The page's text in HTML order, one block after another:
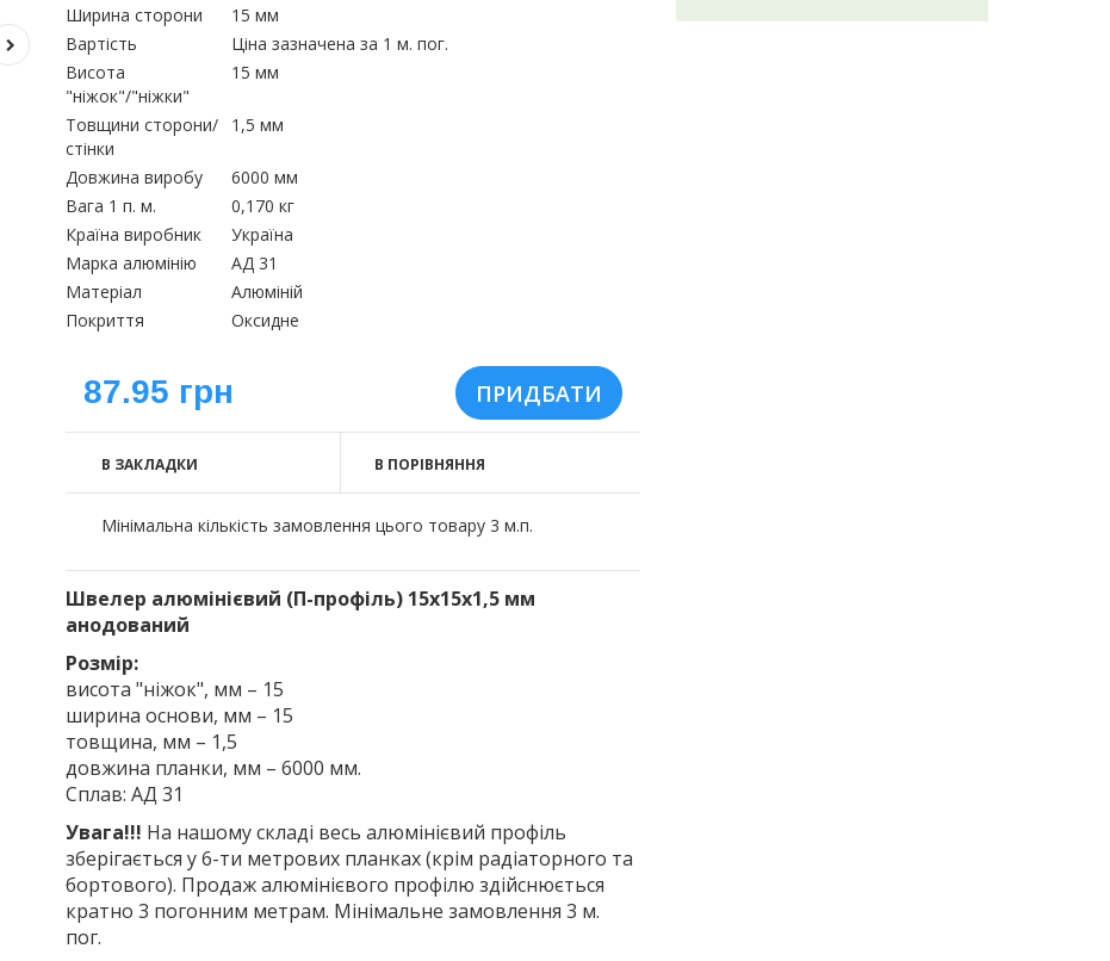
Ширина сторони
15 мм
Вартість
Ціна зазначена за 1 м. пог.
Висота
"ніжок"/"ніжки"
15 мм
Товщини сторони/
стінки
1,5 мм
Довжина виробу
6000 мм
Вага 1 п. м.
0,170 кг
Країна виробник
Україна
Марка алюмінію
АД 31
Матеріал
Алюміній
Покриття
Оксидне
87.95 грн
В ЗАКЛАДКИ В ПОРІВНЯННЯ
Мінімальна кількість замовлення цього товару 3 м.п.
Швелер алюмінієвий (П-профіль) 15х15х1,5 мм
анодований
Розмір:
висота "ніжок", мм – 15
ширина основи, мм – 15
товщина, мм – 1,5
довжина планки, мм – 6000 мм.
Сплав: АД 31
Увага!!! На нашому складі весь алюмінієвий профіль
зберігається у 6-ти метрових планках (крім радіаторного та
бортового). Продаж алюмінієвого профілю здійснюється
кратно 3 погонним метрам. Мінімальне замовлення 3 м.
пог.